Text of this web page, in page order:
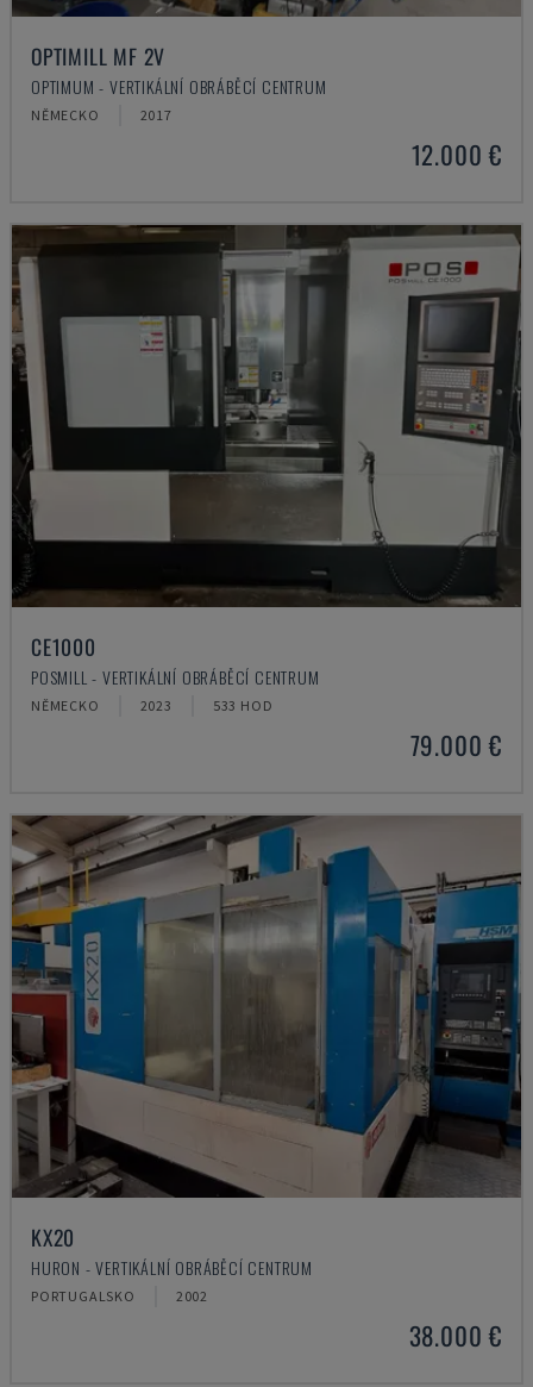
OPTIMILL MF 2V
OPTIMUM - VERTIKÁLNÍ OBRÁBĚCÍ CENTRUM
NĚMECKO 2017
12.000 €
CE1000
POSMILL - VERTIKÁLNÍ OBRÁBĚCÍ CENTRUM
NĚMECKO 2023 533 HOD
79.000 €
KX20
HURON - VERTIKÁLNÍ OBRÁBĚCÍ CENTRUM
PORTUGALSKO 2002
38.000 €